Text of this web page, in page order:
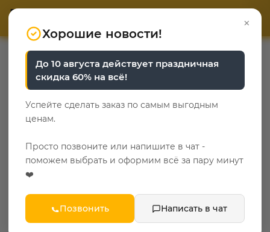
0
Рифленые шкафы
Главная — Каталог — Шкафы — Рифленые шкафы
Популярные категории
сонома
ФИЛЬТР
×
Хорошие новости!
До 10 августа действует праздничная
скидка 60% на всё!
Успейте сделать заказ по самым выгодным
ценам.
Просто позвоните или напишите в чат -
поможем выбрать и оформим всё за пару минут
❤️
Позвонить Написать в чат